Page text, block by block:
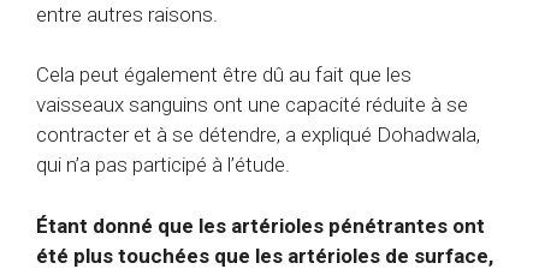
entre autres raisons.
Cela peut également être dû au fait que les
vaisseaux sanguins ont une capacité réduite à se
contracter et à se détendre, a expliqué Dohadwala,
qui n’a pas participé à l’étude.
Étant donné que les artérioles pénétrantes ont
été plus touchées que les artérioles de surface,